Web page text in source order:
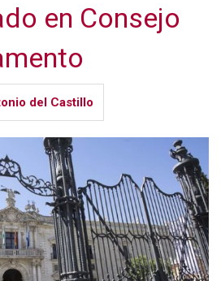
en Consejo
del Castillo